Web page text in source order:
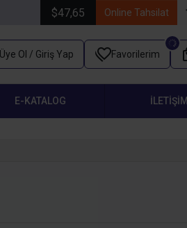
$47,65 Online Tahsilat
Üye Ol / Giriş Yap Favorilerim
E-KATALOG İLETIŞIM